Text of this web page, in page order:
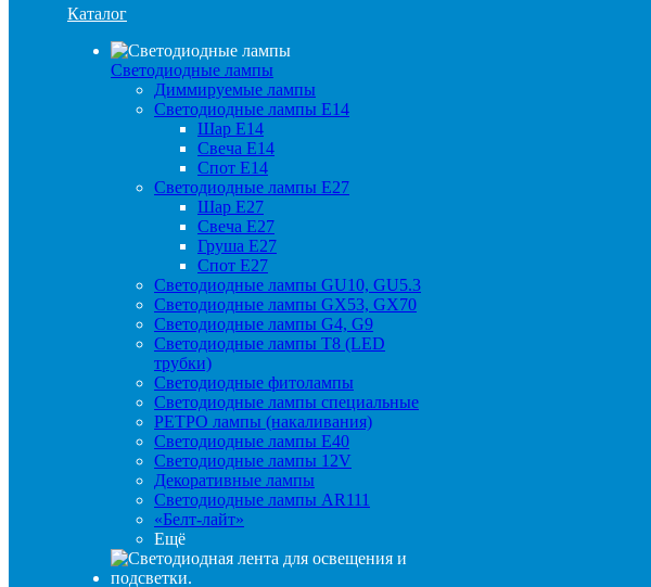
Каталог
Светодиодные лампы
Диммируемые лампы
Светодиодные лампы Е14
Шар Е14
Свеча Е14
Спот Е14
Светодиодные лампы Е27
Шар Е27
Свеча Е27
Груша Е27
Спот Е27
Светодиодные лампы GU10, GU5.3
Светодиодные лампы GX53, GX70
Светодиодные лампы G4, G9
Светодиодные лампы Т8 (LED
трубки)
Светодиодные фитолампы
Светодиодные лампы специальные
РЕТРО лампы (накаливания)
Светодиодные лампы E40
Светодиодные лампы 12V
Декоративные лампы
Светодиодные лампы AR111
«Белт-лайт»
Ещё